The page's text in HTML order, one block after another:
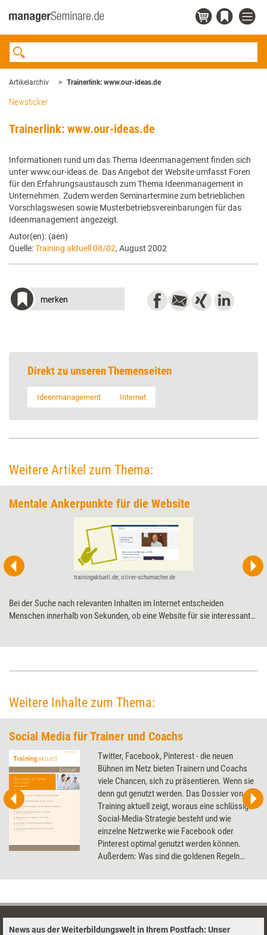
Artikelarchiv Trainerlink: www.our-ideas.de
Newsticker
Trainerlink: www.our-ideas.de
Informationen rund um das Thema Ideenmanagement finden sich
unter www.our-ideas.de. Das Angebot der Website umfasst Foren
für den Erfahrungsaustausch zum Thema Ideenmanagement in
Unternehmen. Zudem werden Seminartermine zum betrieblichen
Vorschlagswesen sowie Musterbetriebsvereinbarungen für das
Ideenmanagement angezeigt.
Autor(en): (aen)
Quelle:Training aktuell 08/02, August 2002
merken
Direkt zu unseren Themenseiten
Ideenmanagement Internet
Weitere Artikel zum Thema:
Mentale Ankerpunkte für die Website
trainingaktuell.de; oliver-schumacher.de
Bei der Suche nach relevanten Inhalten im Internet entscheiden
Menschen innerhalb von Sekunden, ob eine Website für sie interessant
Weitere Inhalte zum Thema:
Social Media für Trainer und Coachs
Twitter, Facebook, Pinterest - die neuen
Bühnen im Netz bieten Trainern und Coachs
viele Chancen, sich zu präsentieren. Wenn sie
denn gut genutzt werden. Das Dossier von
Training aktuell zeigt, woraus eine schlüssige
Social-Media-Strategie besteht und wie
einzelne Netzwerke wie Facebook oder
Pinterest optimal genutzt werden können.
Außerdem: Was sind die goldenen Regeln
mich mit einer Videobotschaft ideal in Szene?
News aus der Weiterbildungswelt in Ihrem Postfach: Unser